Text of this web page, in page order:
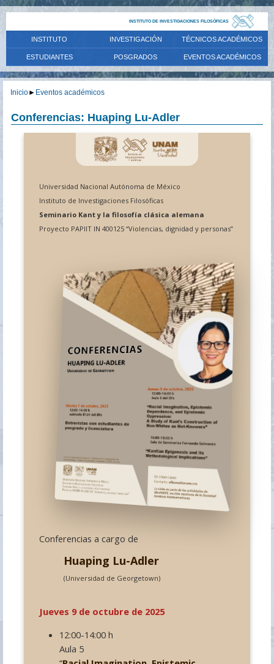
INSTITUTO DE INVESTIGACIONES FILOSÓFICAS
INSTITUTO INVESTIGACIÓN TÉCNICOS ACADÉMICOS
ESTUDIANTES POSGRADOS EVENTOS ACADÉMICOS
Inicio► Eventos académicos
Conferencias: Huaping Lu-Adler
Universidad Nacional Autónoma de México
Instituto de Investigaciones Filosóficas
Seminario Kant y la filosofía clásica alemana
Proyecto PAPIIT IN 400125 “Violencias, dignidad y personas”
Conferencias a cargo de
Huaping Lu-Adler
(Universidad de Georgetown)
Jueves 9 de octubre de 2025
12:00-14:00 h
Aula 5